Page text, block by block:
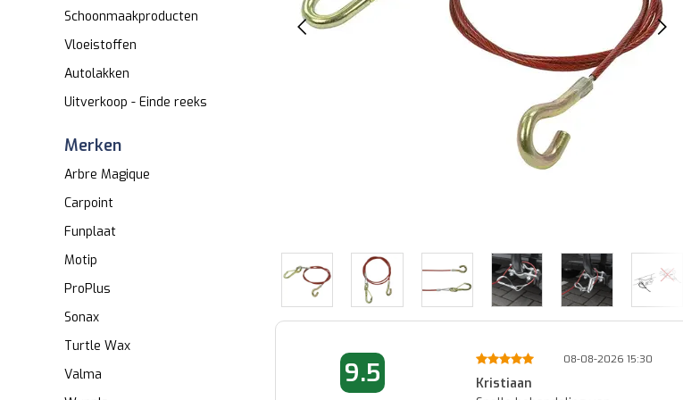
Schoonmaakproducten
Vloeistoffen
Autolakken
Uitverkoop - Einde reeks
Merken
Arbre Magique
Carpoint
Funplaat
Motip
ProPlus
Sonax
Turtle Wax
Valma
9.5
08-08-2026 15:30 08-08-2026 08:47
Marcel